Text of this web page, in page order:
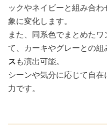
ックやネイビーと組み合わ
象に変化します。
また、同系色でまとめた
て、カーキやグレーとの組
スも演出可能。
シーンや気分に応じて自
力です。